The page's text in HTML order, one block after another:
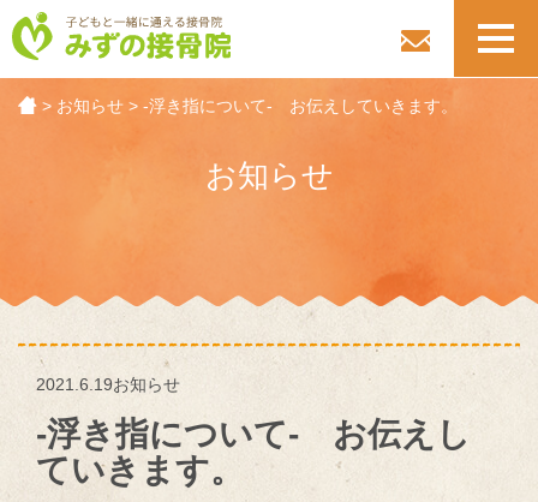
> お知らせ >-浮き指について- お伝えしていきます。
お知らせ
2021.6.19お知らせ
-浮き指について- お伝えし
ていきます。